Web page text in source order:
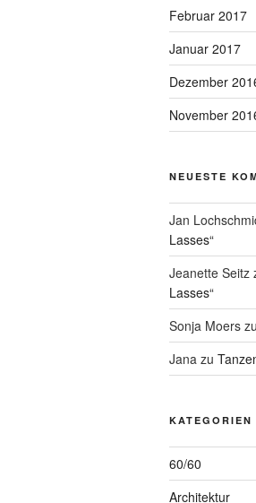
Februar 2017
Januar 2017
Dezember
November
NEUESTE
Jan
Lasses“
Jeanette Seitz
Lasses“
Sonja Moers
Jana zu
KATEGORIEN
60/60
Architektur